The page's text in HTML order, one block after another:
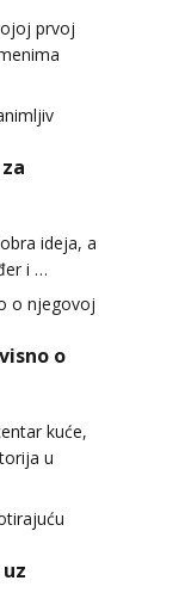
prvoj
ideja, a
i …
o
kuće,
u